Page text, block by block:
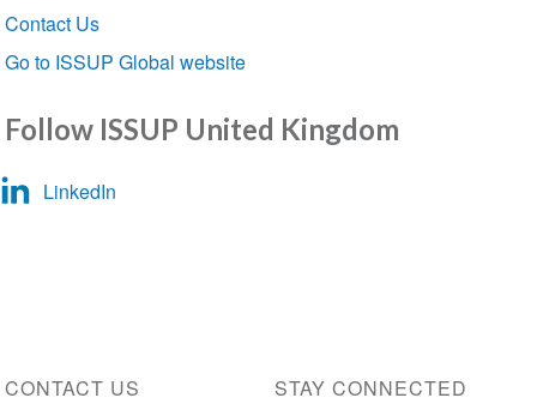
Contact Us
Go to ISSUP Global website
Follow ISSUP United Kingdom
LinkedIn
CONTACT US STAY CONNECTED